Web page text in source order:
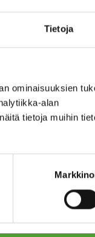
Tietoja
ominaisuuksien
alan
tietoja muihin
vaihtoehtojen
esimerkki tästä,